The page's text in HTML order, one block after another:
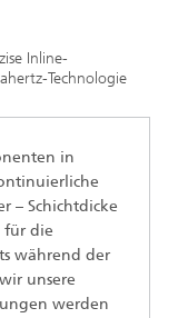
Inline-
Technologie
in
– Schichtdicke
für die
während der
unsere
werden